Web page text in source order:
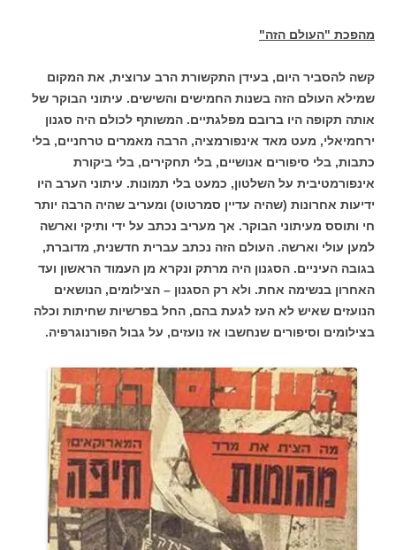
מהפכת "העולם הזה"
קשה להסביר היום, בעידן התקשורת הרב ערוצית, את המקום
שמילא העולם הזה בשנות החמישים והשישים. עיתוני הבוקר של
אותה תקופה היו ברובם מפלגתיים. המשותף לכולם היה סגנון
ירחמיאלי, מעט מאד אינפורמציה, הרבה מאמרים טרחניים, בלי
כתבות, בלי סיפורים אנושיים, בלי תחקירים, בלי ביקורת
אינפורמטיבית על השלטון, כמעט בלי תמונות. עיתוני הערב היו
ידיעות אחרונות (שהיה עדיין סמרטוט) ומעריב שהיה הרבה יותר
חי ותוסס מעיתוני הבוקר. אך מעריב נכתב על ידי ותיקי וארשה
למען עולי וארשה. העולם הזה נכתב עברית חדשנית, מדוברת,
בגובה העיניים. הסגנון היה מרתק ונקרא מן העמוד הראשון ועד
האחרון בנשימה אחת. ולא רק הסגנון – הצילומים, הנושאים
הנועזים שאיש לא העז לגעת בהם, החל בפרשיות שחיתות וכלה
בצילומים וסיפורים שנחשבו אז נועזים, על גבול הפורנוגרפיה.